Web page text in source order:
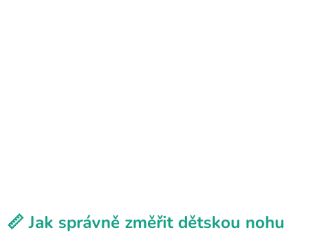
📏 Jak správně změřit dětskou nohu